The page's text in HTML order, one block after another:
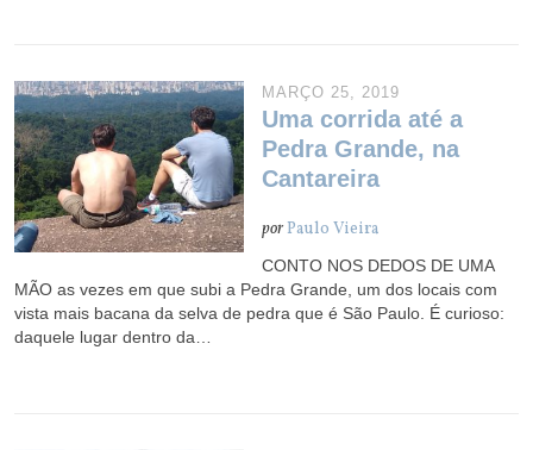
MARÇO 25, 2019
Uma corrida até a
Pedra Grande, na
Cantareira
porPaulo Vieira
CONTO NOS DEDOS DE UMA
MÃO as vezes em que subi a Pedra Grande, um dos locais com
vista mais bacana da selva de pedra que é São Paulo. É curioso:
daquele lugar dentro da…